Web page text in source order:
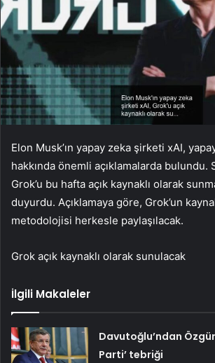
Elon Musk’ın yapay zeka şirketi xAI,
hakkında önemli açıklamalarda bulundu.
Grok’u bu hafta açık kaynaklı olarak
duyurdu. Açıklamaya göre, Grok’un
metodolojisi herkesle paylaşılacak.
Grok açık kaynaklı olarak sunulacak
İlgili Makaleler
Davutoğlu’ndan Özgür
Parti’ tebriği